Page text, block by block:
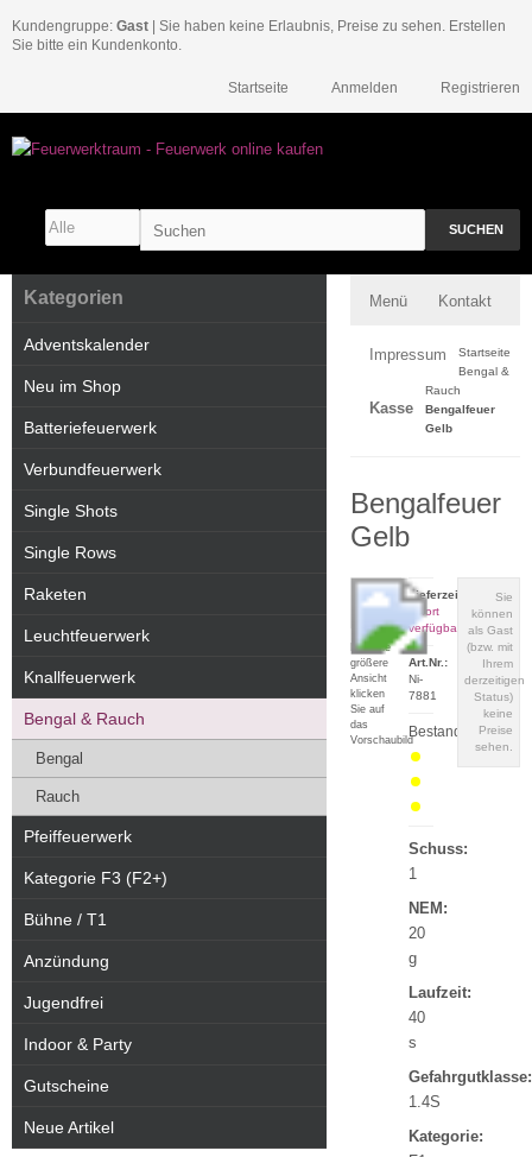
Kundengruppe: Gast | Sie haben keine Erlaubnis, Preise zu sehen. Erstellen
Sie bitte ein Kundenkonto.
Registrieren
Anmelden
Startseite
SUCHEN
Menü Kontakt
Impressum
Kasse
Startseite
Bengal &
Rauch
Bengalfeuer
Gelb
Bengalfeuer
Gelb
Für eine
größere
Ansicht
klicken
Sie auf
das
Vorschaubild
Sie
können
als Gast
(bzw. mit
Ihrem
derzeitigen
Status)
keine
Preise
sehen.
Lieferzeit:
sofort
verfügbar
Art.Nr.:
Ni-
7881
Bestand:
Schuss:
1
NEM:
20
g
Laufzeit:
40
s
Gefahrgutklasse:
1.4S
Kategorie:
Kategorien
Adventskalender
Neu im Shop
Batteriefeuerwerk
Verbundfeuerwerk
Single Shots
Single Rows
Raketen
Leuchtfeuerwerk
Knallfeuerwerk
Bengal & Rauch
Bengal
Rauch
Pfeiffeuerwerk
Kategorie F3 (F2+)
Bühne / T1
Anzündung
Jugendfrei
Indoor & Party
Gutscheine
Neue Artikel